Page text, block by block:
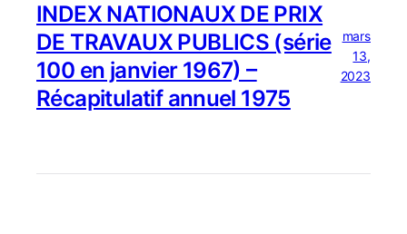
INDEX NATIONAUX DE PRIX
DE TRAVAUX PUBLICS (série
100 en janvier 1967) –
Récapitulatif annuel 1975
mars
13,
2023